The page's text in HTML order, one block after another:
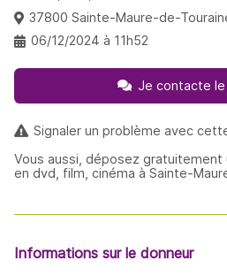
37800 Sainte-Maure-de-
06/12/2024 à 11h52
Je contacte
Signaler un problème avec
Vous aussi, déposez gratuitement
en dvd, film, cinéma à Sainte-
Informations sur le donneur